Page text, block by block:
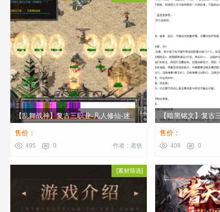
【乱舞战神】复古三职业-凡人修仙-迷
之山谷-古墓洞穴-ESP/...
售价：
495 0 作者：老铁
【暗黑铭文】复古
妖塔-宝石镶嵌-拾
售价：
408 0
[传奇版本]
[素材筛选]